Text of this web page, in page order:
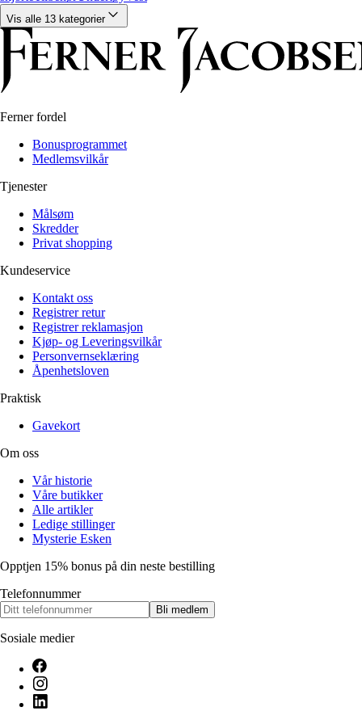
Klær
Reise
Informasjon
Tilbehør
Tips og triks
Alle artikler
Klær
Informasjon
Tilbehør
Lukk
Vis alle 13 kategorier
Ferner fordel
Bonusprogrammet
Medlemsvilkår
Tjenester
Målsøm
Skredder
Privat shopping
Kundeservice
Kontakt oss
Registrer retur
Registrer reklamasjon
Kjøp- og Leveringsvilkår
Personvernseklæring
Åpenhetsloven
Praktisk
Gavekort
Om oss
Vår historie
Våre butikker
Alle artikler
Ledige stillinger
Mysterie Esken
Opptjen 15% bonus på din neste bestilling
Telefonnummer
Bli medlem
Sosiale medier